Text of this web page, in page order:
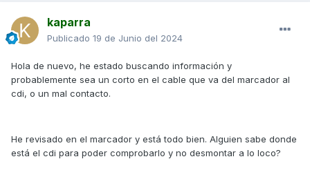
kaparra
Publicado 19 de Junio del 2024
Hola de nuevo, he estado buscando información y
probablemente sea un corto en el cable que va del marcador al
cdi, o un mal contacto.
He revisado en el marcador y está todo bien. Alguien sabe donde
está el cdi para poder comprobarlo y no desmontar a lo loco?